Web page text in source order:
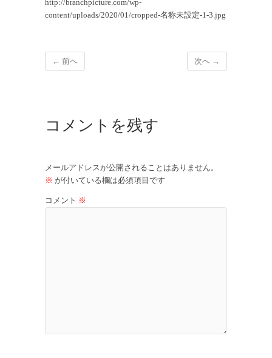
http://branchpicture.com/wp-
content/uploads/2020/01/cropped-名称未設定-1-3.jpg
← 前へ 次へ →
コメントを残す
メールアドレスが公開されることはありません。
※ が付いている欄は必須項目です
コメント ※